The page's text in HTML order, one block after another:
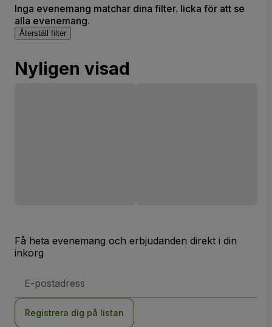
Inga evenemang matchar dina filter. licka för att se
alla evenemang.
Återställ filter
Nyligen visad
Få heta evenemang och erbjudanden direkt i din
inkorg
postadress
Registrera dig på listan